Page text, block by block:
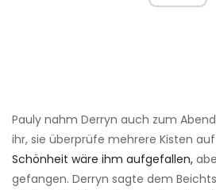
Pauly nahm Derryn auch zum
ihr, sie überprüfe mehrere Kisten auf
Schönheit wäre ihm aufgefallen,
gefangen. Derryn sagte dem